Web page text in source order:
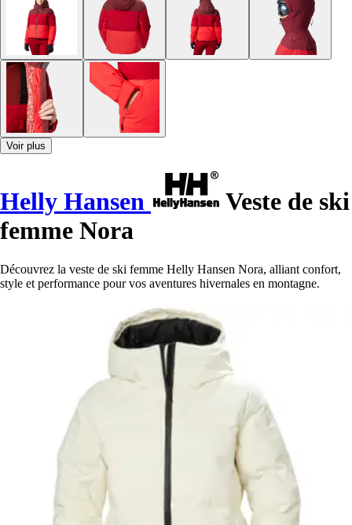
Voir plus
Helly Hansen
Veste de ski
femme Nora
Découvrez la veste de ski femme Helly Hansen Nora, alliant confort,
style et performance pour vos aventures hivernales en montagne.